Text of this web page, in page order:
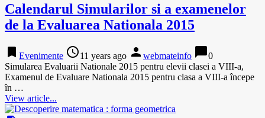
Calendarul Simularilor si a examenelor
de la Evaluarea Nationala 2015
bookmark Evenimente access_time11 years ago person webmateinfo chat_bubble0
Simularea Evaluarii Nationale 2015 pentru elevii clasei a VIII-a,
Examenul de Evaluare Nationala 2015 pentru clasa a VIII-a începe
în …
View article...